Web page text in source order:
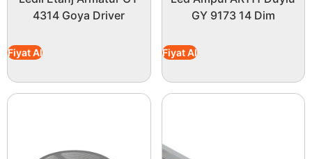
4314 Goya Driver
Fiyat Al
GY 9173 14 Dim
Fiyat Al